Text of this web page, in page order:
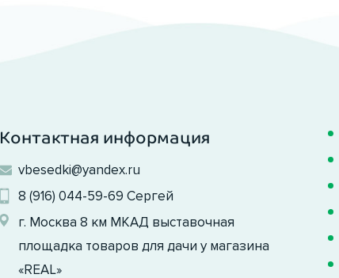
Контактная информация
vbesedki@yandex.ru
8 (916) 044-59-69 Сергей
г. Москва 8 км МКАД выставочная
площадка товаров для дачи у магазина
«REAL»